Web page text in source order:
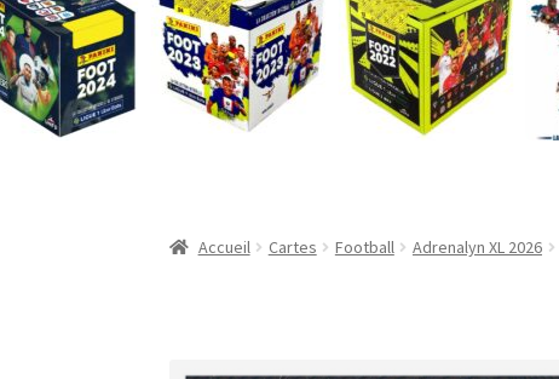
Accueil Cartes Football Adrenalyn XL 2026